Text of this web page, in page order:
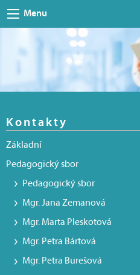
Menu
Kontakty
Základní
Pedagogický sbor
Pedagogický sbor
Mgr. Jana Zemanová
Mgr. Marta Pleskotová
Mgr. Petra Bártová
Mgr. Petra Burešová